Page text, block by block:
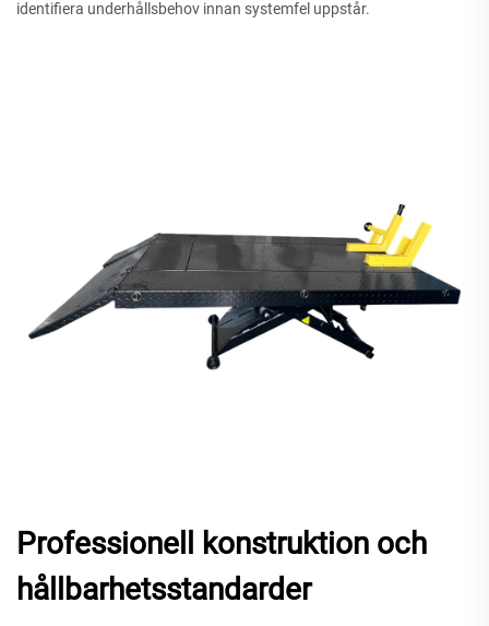
identifiera underhållsbehov innan systemfel uppstår.
Professionell konstruktion och
hållbarhetsstandarder